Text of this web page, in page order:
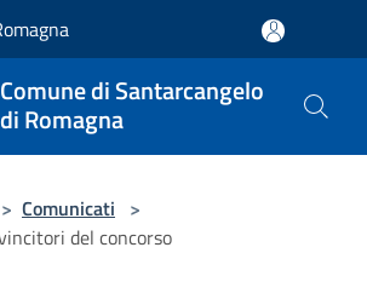
Comune di Santarcangelo
di Romagna
> Comunicati >
del concorso